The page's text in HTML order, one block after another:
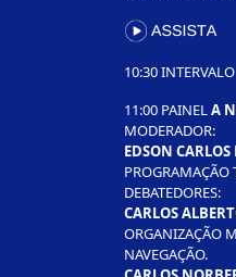
10:30 INTERVALO
11:00 PAINELA
MODERADOR:
EDSON
PROGRAMAÇÃO
DEBATEDORES:
CARLOS
ORGANIZAÇÃO
NAVEGAÇÃO.